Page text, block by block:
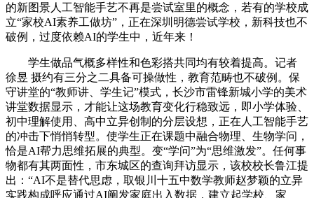
的新图景人工智能手艺不再是尝试室里的概念，若有的学校成
立“家校AI素养工做坊”，正在深圳明德尝试学校，新科技也不
破例，过度依赖AI的学生中，近年来！
学生做品气概多样性和色彩搭共同均有较着提高。记者
徐昱 摄约有三分之二具备可操做性，教育范畴也不破例。保
守讲堂的“教师讲、学生记”模式，长沙市雷锋新城小学的美术
讲堂数据显示，才能让这场教育变化行稳致远，即小学体验、
初中理解使用、高中立异创制的分层设想，正在人工智能手艺
的冲击下悄悄转型。使学生正在课题中融合物理、生物学问，
恰是AI帮力思维拓展的典型。变“学问”为“思维激发”。任何事
物都有其两面性，市东城区的查询拜访显示，该校校长鲁江提
出：“AI不是替代思虑，取银川十五中数学教师赵梦颖的立异
实践构成呼应通过AI阐发家庭出入数据，建立起学校、家